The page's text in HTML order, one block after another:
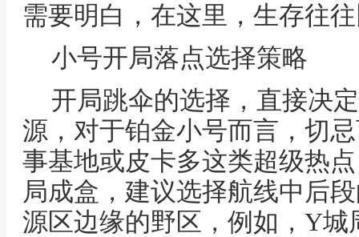
需要明白，在这里，生存往
小号开局落点选择策略
开局跳伞的选择，直接决
源，对于铂金小号而言，切
事基地或皮卡多这类超级热
局成盒，建议选择航线中后
源区边缘的野区，例如，Y